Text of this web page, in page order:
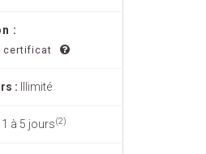
:
certificat
: Illimité
1 à 5 jours(2)